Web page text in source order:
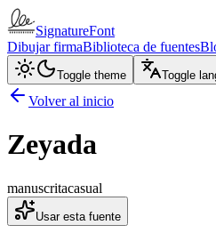
SignatureFont
Dibujar firmaBiblioteca de fuentes
Toggle theme Toggle
Volver al inicio
Zeyada
manuscritacasual
Usar esta fuente